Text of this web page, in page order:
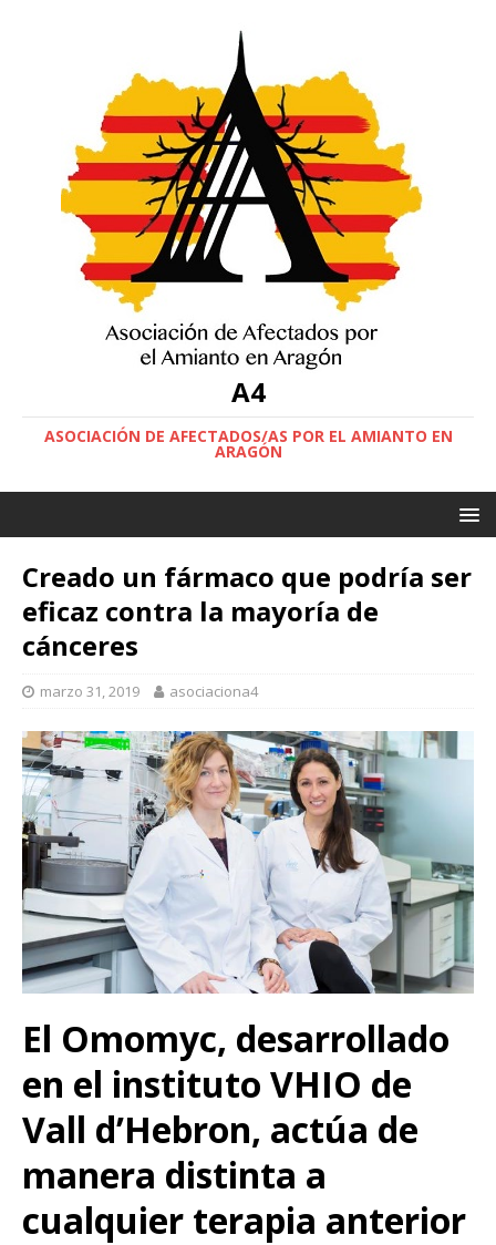
A4
ASOCIACIÓN DE AFECTADOS/AS POR EL AMIANTO EN
ARAGÓN
Creado un fármaco que podría ser
eficaz contra la mayoría de
cánceres
marzo 31, 2019 asociaciona4
El Omomyc, desarrollado
en el instituto VHIO de
Vall d’Hebron, actúa de
manera distinta a
cualquier terapia anterior